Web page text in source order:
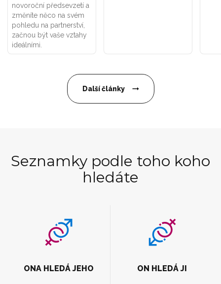
novoroční předsevzetí a
změníte něco na svém
pohledu na partnerství,
začnou být vaše vztahy
ideálními.
Další články
Seznamky podle toho koho
hledáte
ONA HLEDÁ JEHO ON HLEDÁ JI